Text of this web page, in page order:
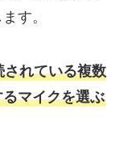
す。
れている複数
マイクを選ぶ